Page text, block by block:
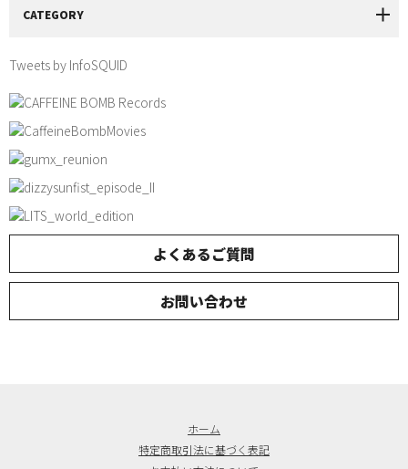
CATEGORY
Tweets by InfoSQUID
よくあるご質問
お問い合わせ
ホーム
特定商取引法に基づく表記